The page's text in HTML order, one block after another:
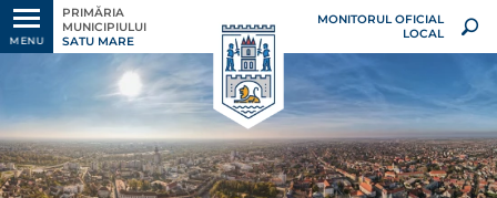
MENU
PRIMĂRIA
MUNICIPIULUI
SATU MARE
MONITORUL OFICIAL
LOCAL